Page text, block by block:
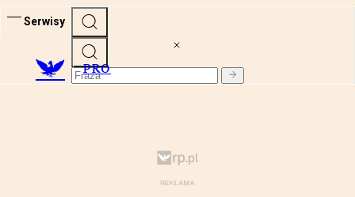
Serwisy
PRO